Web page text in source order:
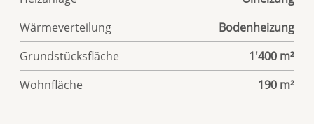
Wärmeverteilung
Bodenheizung
Grundstücksfläche
1'400 m²
Wohnfläche
190 m²